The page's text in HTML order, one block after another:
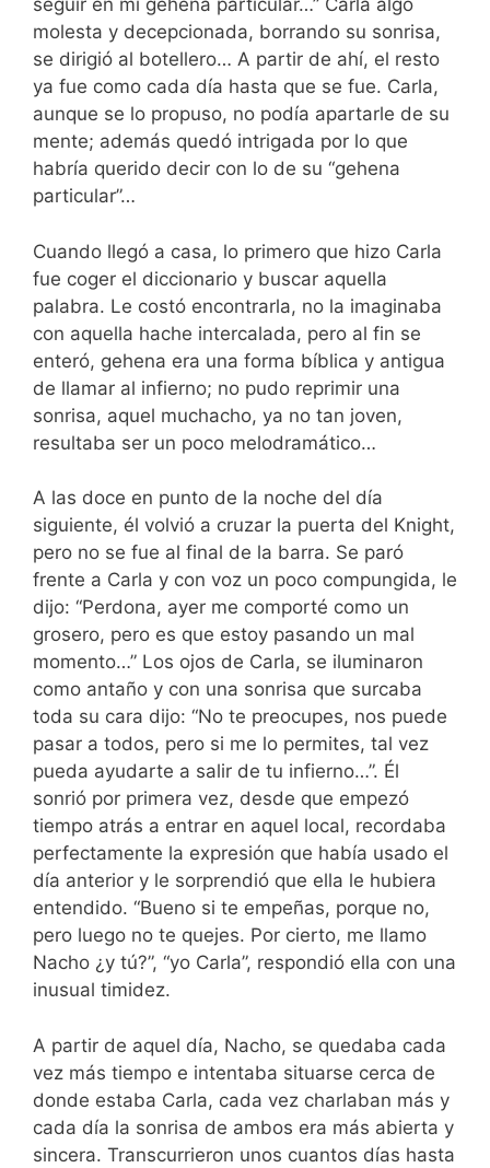
seguir en mi gehena particular…” Carla algo
molesta y decepcionada, borrando su sonrisa,
se dirigió al botellero… A partir de ahí, el resto
ya fue como cada día hasta que se fue. Carla,
aunque se lo propuso, no podía apartarle de su
mente; además quedó intrigada por lo que
habría querido decir con lo de su “gehena
particular”…
Cuando llegó a casa, lo primero que hizo Carla
fue coger el diccionario y buscar aquella
palabra. Le costó encontrarla, no la imaginaba
con aquella hache intercalada, pero al fin se
enteró, gehena era una forma bíblica y antigua
de llamar al infierno; no pudo reprimir una
sonrisa, aquel muchacho, ya no tan joven,
resultaba ser un poco melodramático…
A las doce en punto de la noche del día
siguiente, él volvió a cruzar la puerta del Knight,
pero no se fue al final de la barra. Se paró
frente a Carla y con voz un poco compungida, le
dijo: “Perdona, ayer me comporté como un
grosero, pero es que estoy pasando un mal
momento…” Los ojos de Carla, se iluminaron
como antaño y con una sonrisa que surcaba
toda su cara dijo: “No te preocupes, nos puede
pasar a todos, pero si me lo permites, tal vez
pueda ayudarte a salir de tu infierno…”. Él
sonrió por primera vez, desde que empezó
tiempo atrás a entrar en aquel local, recordaba
perfectamente la expresión que había usado el
día anterior y le sorprendió que ella le hubiera
entendido. “Bueno si te empeñas, porque no,
pero luego no te quejes. Por cierto, me llamo
Nacho ¿y tú?”, “yo Carla”, respondió ella con una
inusual timidez.
A partir de aquel día, Nacho, se quedaba cada
vez más tiempo e intentaba situarse cerca de
donde estaba Carla, cada vez charlaban más y
cada día la sonrisa de ambos era más abierta y
sincera. Transcurrieron unos cuantos días hasta